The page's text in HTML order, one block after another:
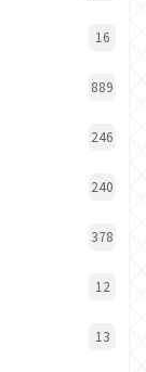
16
889
246
240
378
12
13